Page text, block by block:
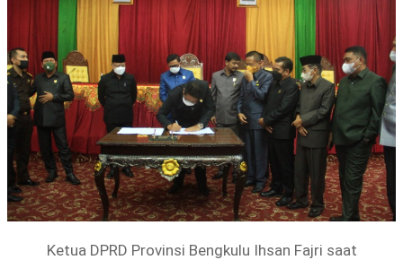
Ketua DPRD Provinsi Bengkulu Ihsan Fajri saat